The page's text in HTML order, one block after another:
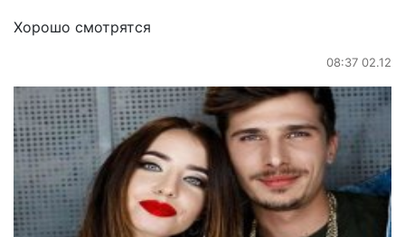
Хорошо смотрятся
08:37 02.12